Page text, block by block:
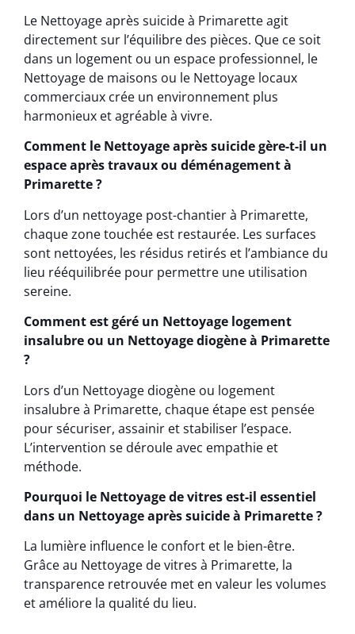
Le Nettoyage après suicide à Primarette agit
directement sur l’équilibre des pièces. Que ce soit
dans un logement ou un espace professionnel, le
Nettoyage de maisons ou le Nettoyage locaux
commerciaux crée un environnement plus
harmonieux et agréable à vivre.
Comment le Nettoyage après suicide gère-t-il un
espace après travaux ou déménagement à
Primarette ?
Lors d’un nettoyage post-chantier à Primarette,
chaque zone touchée est restaurée. Les surfaces
sont nettoyées, les résidus retirés et l’ambiance du
lieu rééquilibrée pour permettre une utilisation
sereine.
Comment est géré un Nettoyage logement
insalubre ou un Nettoyage diogène à Primarette
?
Lors d’un Nettoyage diogène ou logement
insalubre à Primarette, chaque étape est pensée
pour sécuriser, assainir et stabiliser l’espace.
L’intervention se déroule avec empathie et
méthode.
Pourquoi le Nettoyage de vitres est-il essentiel
dans un Nettoyage après suicide à Primarette ?
La lumière influence le confort et le bien-être.
Grâce au Nettoyage de vitres à Primarette, la
transparence retrouvée met en valeur les volumes
et améliore la qualité du lieu.